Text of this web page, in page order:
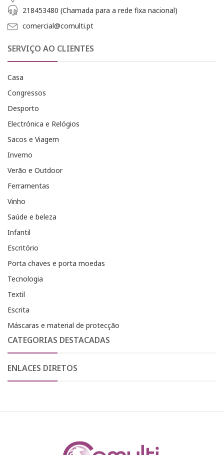
218453480 (Chamada para a rede fixa nacional)
comercial@comulti.pt
SERVIÇO AO CLIENTES
Casa
Congressos
Desporto
Electrónica e Relógios
Sacos e Viagem
Inverno
Verão e Outdoor
Ferramentas
Vinho
Saúde e beleza
Infantil
Escritório
Porta chaves e porta moedas
Tecnologia
Textil
Escrita
Máscaras e material de protecção
CATEGORIAS DESTACADAS
ENLACES DIRETOS